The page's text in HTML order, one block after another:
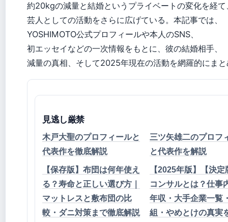
約20kgの減量と結婚というプライベートの変化を経て
芸人としての活動をさらに広げている。本記事では、
YOSHIMOTO公式プロフィールや本人のSNS、
初エッセイなどの一次情報をもとに、彼の結婚相手、
減量の真相、そして2025年現在の活動を網羅的にま
見逃し厳禁
木戸大聖のプロフィールと
代表作を徹底解説
三ツ矢雄二のプロフ
と代表作を解説
【保存版】布団は何年使え
る？寿命と正しい選び方｜
マットレスと敷布団の比
較・ダニ対策まで徹底解説
【2025年版】【決定
コンサルとは？仕事
年収・大手企業一覧
組・やめとけの真実